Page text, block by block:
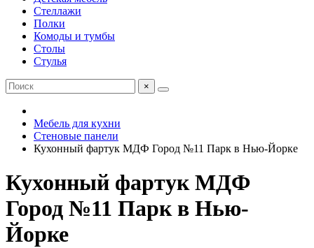
Стеллажи
Полки
Комоды и тумбы
Столы
Стулья
×
Мебель для кухни
Стеновые панели
Кухонный фартук МДФ Город №11 Парк в Нью-Йорке
Кухонный фартук МДФ
Город №11 Парк в Нью-
Йорке